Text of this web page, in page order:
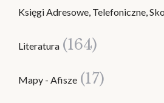
Księgi Adresowe, Telefoniczne,
Literatura (164)
Mapy - Afisze (17)